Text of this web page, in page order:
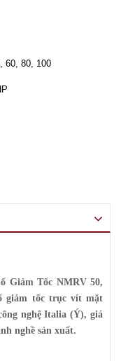
60, 80, 100
Giảm Tốc NMRV 50,
giảm tốc trục vít mặt
nghệ Italia (Ý), giá
nghề sản xuất.